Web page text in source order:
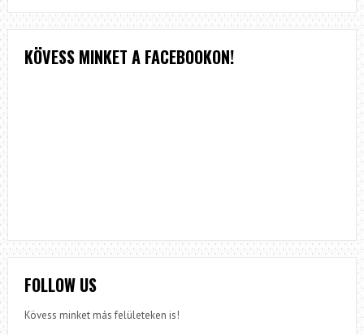
KÖVESS MINKET A FACEBOOKON!
FOLLOW US
Kövess minket más felületeken is!